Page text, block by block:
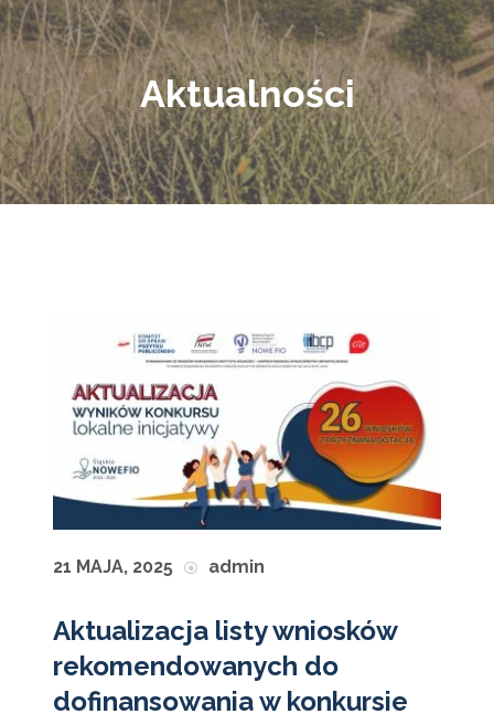
Aktualności
21 MAJA, 2025 admin
Aktualizacja listy wniosków
rekomendowanych do
dofinansowania w konkursie